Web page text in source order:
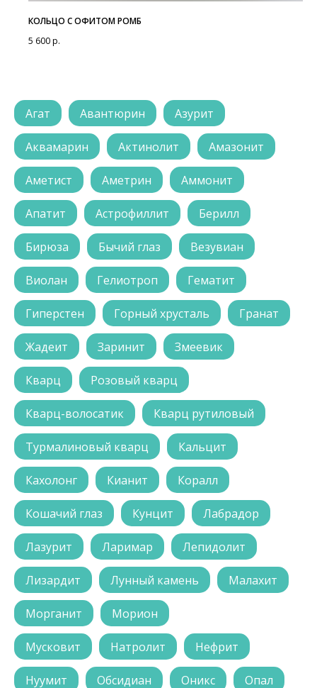
КОЛЬЦО С ОФИТОМ РОМБ
5 600р.
Агат Авантюрин Азурит
Аквамарин Актинолит Амазонит
Аметист Аметрин Аммонит
Апатит Астрофиллит Берилл
Бирюза Бычий глаз Везувиан
Виолан Гелиотроп Гематит
Гиперстен Горный хрусталь Гранат
Жадеит Заринит Змеевик
Кварц Розовый кварц
Кварц-волосатик Кварц рутиловый
Турмалиновый кварц Кальцит
Кахолонг Кианит Коралл
Кошачий глаз Кунцит Лабрадор
Лазурит Ларимар Лепидолит
Лизардит Лунный камень Малахит
Морганит Морион
Мусковит Натролит Нефрит
Нуумит Обсидиан Оникс Опал